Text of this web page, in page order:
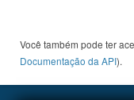
Você também pode ter
Documentação da API).